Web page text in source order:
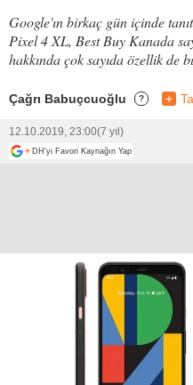
Google'ın birkaç gün içinde
Pixel 4 XL, Best Buy Kanada
hakkında çok sayıda özellik de
Çağrı Babuçcuoğlu ? +
12.10.2019, 23:00(7 yıl)
+ DH'yi Favori Kaynağın Yap